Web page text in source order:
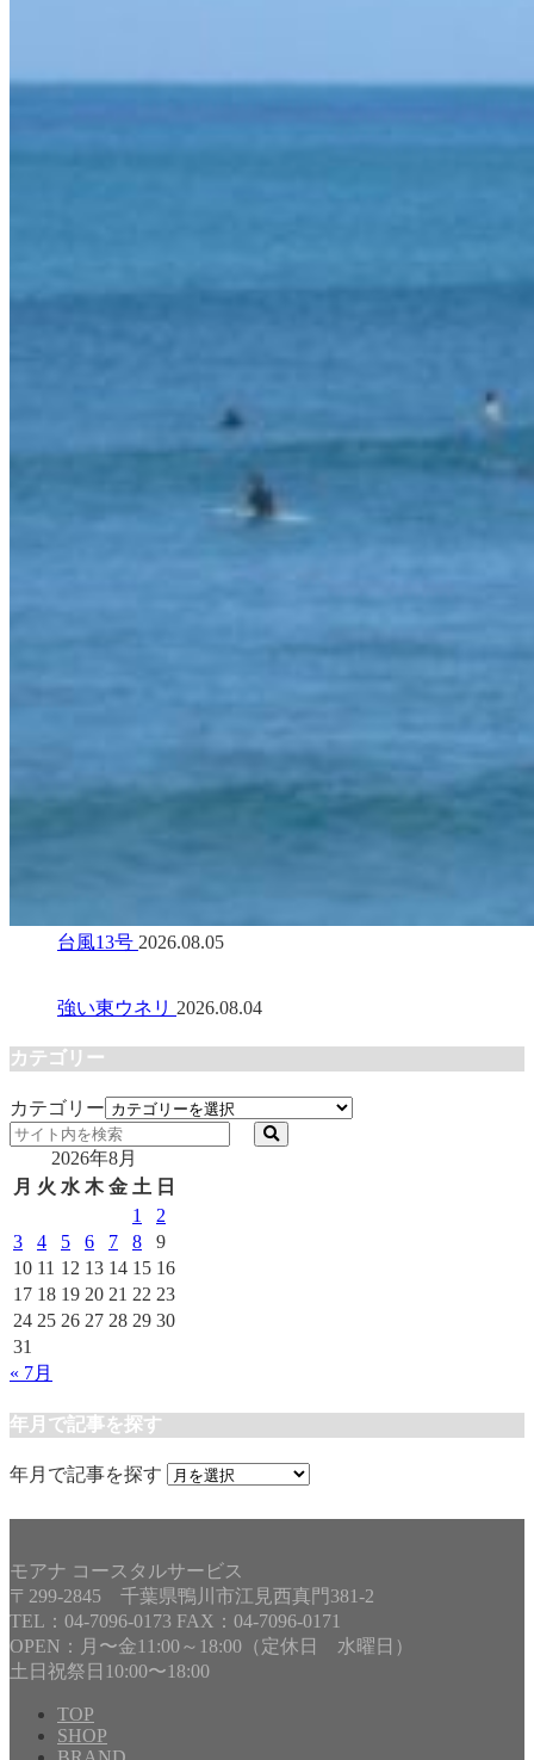
台風13号 2026.08.05
強い東ウネリ 2026.08.04
カテゴリー
カテゴリー
2026年8月
月 火 水 木 金 土 日
1
2
3
4 5 6 7 8
9
10 11 12 13 14 15 16
17 18 19 20 21 22 23
24 25 26 27 28 29 30
31
« 7月
年月で記事を探す
年月で記事を探す
モアナ コースタルサービス
〒299-2845 千葉県鴨川市江見西真門381-2
TEL：04-7096-0173 FAX：04-7096-0171
OPEN：月〜金11:00～18:00（定休日 水曜日）
土日祝祭日10:00〜18:00
TOP
SHOP